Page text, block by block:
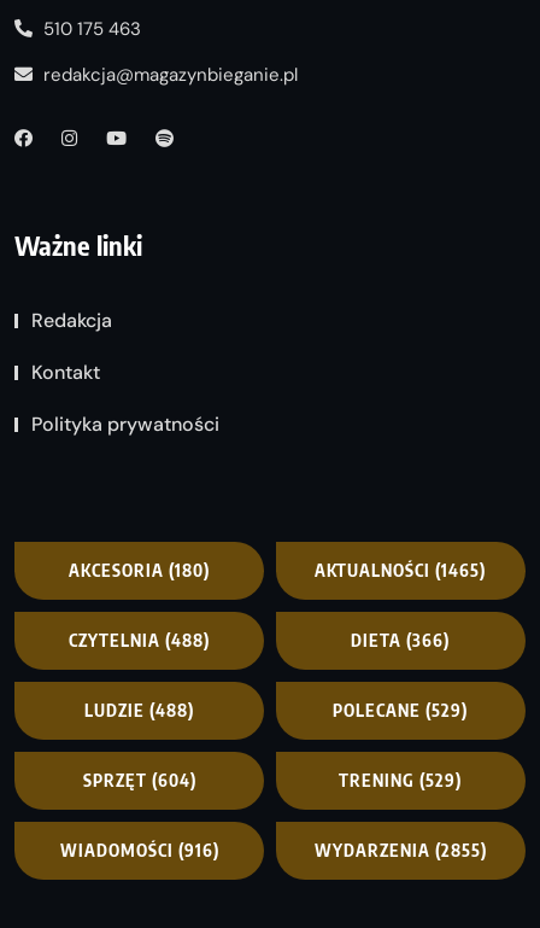
510 175 463
redakcja@magazynbieganie.pl
Ważne linki
Redakcja
Kontakt
Polityka prywatności
AKCESORIA (180) AKTUALNOŚCI (1465)
CZYTELNIA (488) DIETA (366)
LUDZIE (488) POLECANE (529)
SPRZĘT (604) TRENING (529)
WIADOMOŚCI (916) WYDARZENIA (2855)